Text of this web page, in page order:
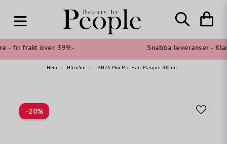
- fri frakt över 399:- Snabba leveranser -
Hem Hårvård L'ANZA Moi Moi Hair Masque 200 ml
-20%